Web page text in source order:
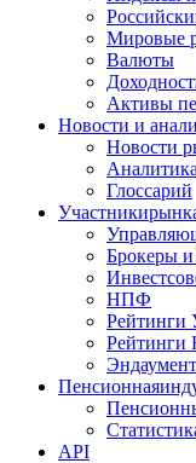
Мировые
Валюты
Активы
Новости и
Новости
Аналитика
Глоссарий
Участники
Брокеры
НПФ
Рейтинги
Рейтинги
Пенсионная
API